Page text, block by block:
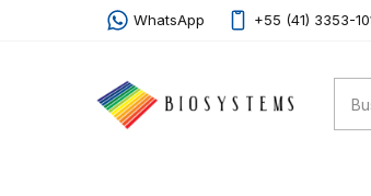
WhatsApp +55 (41) 3353-